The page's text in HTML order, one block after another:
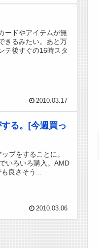
ードやアイテムが無
きるみたい。あと万
テ後すぐの16時スタ
2010.03.17
る。[今週買っ
プをすることに。
いろいろ購入。AMD
良さそう...
2010.03.06